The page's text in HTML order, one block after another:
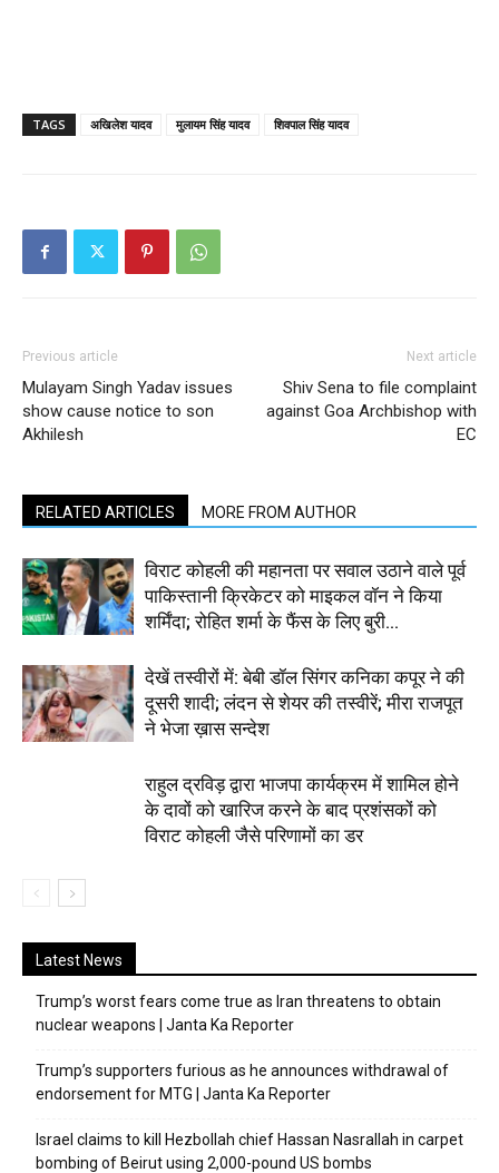
TAGS अखिलेश यादव मुलायम सिंह यादव शिवपाल सिंह यादव
Previous article
Mulayam Singh Yadav issues
show cause notice to son
Akhilesh
Next article
Shiv Sena to file complaint
against Goa Archbishop with
EC
RELATED ARTICLES MORE FROM AUTHOR
विराट कोहली की महानता पर सवाल उठाने वाले पूर्व
पाकिस्तानी क्रिकेटर को माइकल वॉन ने किया
शर्मिंदा; रोहित शर्मा के फैंस के लिए बुरी...
देखें तस्वीरों में: बेबी डॉल सिंगर कनिका कपूर ने की
दूसरी शादी; लंदन से शेयर की तस्वीरें; मीरा राजपूत
ने भेजा ख़ास सन्देश
राहुल द्रविड़ द्वारा भाजपा कार्यक्रम में शामिल होने
के दावों को खारिज करने के बाद प्रशंसकों को
विराट कोहली जैसे परिणामों का डर
Latest News
Trump’s worst fears come true as Iran threatens to obtain
nuclear weapons | Janta Ka Reporter
Trump’s supporters furious as he announces withdrawal of
endorsement for MTG | Janta Ka Reporter
Israel claims to kill Hezbollah chief Hassan Nasrallah in carpet
bombing of Beirut using 2,000-pound US bombs